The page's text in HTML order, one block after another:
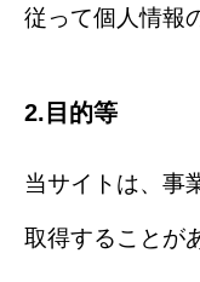
従って個人情報
2.目的等
当サイトは、事
取得することが